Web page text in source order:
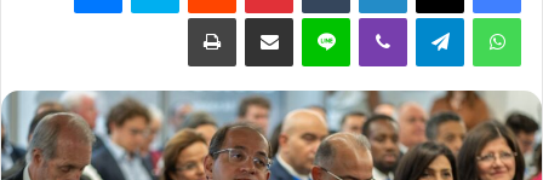
واتساب تيلقرام لاين